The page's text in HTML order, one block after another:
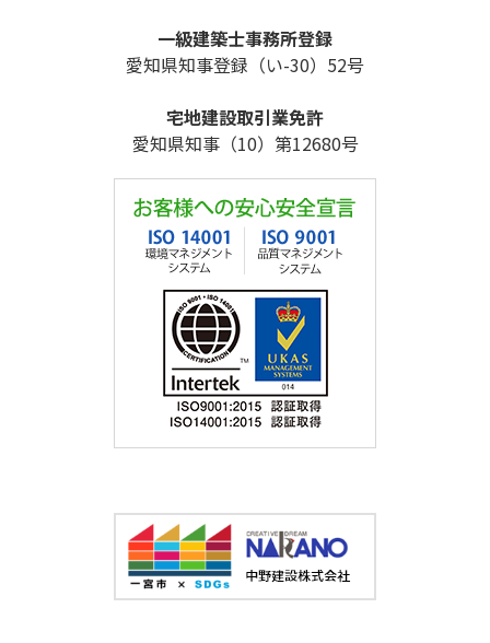
一級建築士事務所登録
愛知県知事登録（い-30）52号
宅地建設取引業免許
愛知県知事（10）第12680号